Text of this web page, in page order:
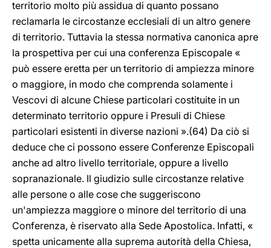
territorio molto più assidua di quanto possano
reclamarla le circostanze ecclesiali di un altro genere
di territorio. Tuttavia la stessa normativa canonica apre
la prospettiva per cui una conferenza Episcopale «
può essere eretta per un territorio di ampiezza minore
o maggiore, in modo che comprenda solamente i
Vescovi di alcune Chiese particolari costituite in un
determinato territorio oppure i Presuli di Chiese
particolari esistenti in diverse nazioni ».(64) Da ciò si
deduce che ci possono essere Conferenze Episcopali
anche ad altro livello territoriale, oppure a livello
sopranazionale. Il giudizio sulle circostanze relative
alle persone o alle cose che suggeriscono
un'ampiezza maggiore o minore del territorio di una
Conferenza, è riservato alla Sede Apostolica. Infatti, «
spetta unicamente alla suprema autorità della Chiesa,